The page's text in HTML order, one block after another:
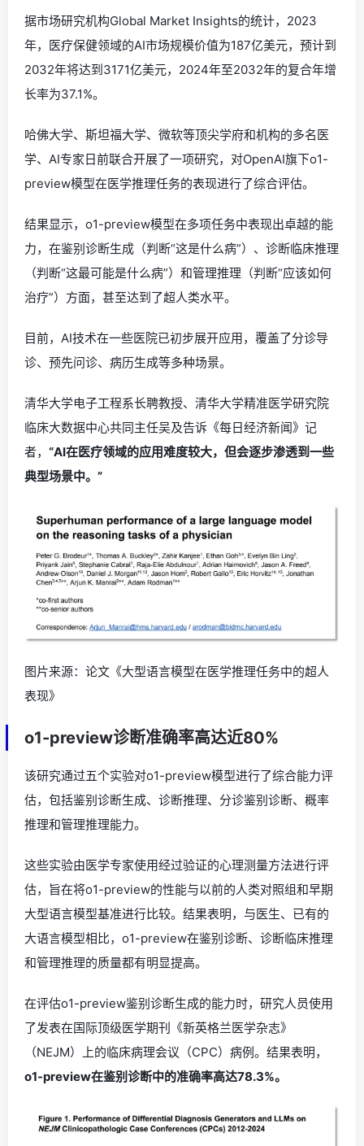
据市场研究机构Global Market Insights的统计，2023
年，医疗保健领域的AI市场规模价值为187亿美元，预计到
2032年将达到3171亿美元，2024年至2032年的复合年增
长率为37.1%。
哈佛大学、斯坦福大学、微软等顶尖学府和机构的多名医
学、AI专家日前联合开展了一项研究，对OpenAI旗下o1-
preview模型在医学推理任务的表现进行了综合评估。
结果显示，o1-preview模型在多项任务中表现出卓越的能
力，在鉴别诊断生成（判断“这是什么病”）、诊断临床推理
（判断“这最可能是什么病”）和管理推理（判断“应该如何
治疗”）方面，甚至达到了超人类水平。
目前，AI技术在一些医院已初步展开应用，覆盖了分诊导
诊、预先问诊、病历生成等多种场景。
清华大学电子工程系长聘教授、清华大学精准医学研究院
临床大数据中心共同主任吴及告诉《每日经济新闻》记
者， “AI在医疗领域的应用难度较大，但会逐步渗透到一些
典型场景中。”
图片来源：论文《大型语言模型在医学推理任务中的超人
表现》
o1-preview诊断准确率高达近80%
该研究通过五个实验对o1-preview模型进行了综合能力评
估，包括鉴别诊断生成、诊断推理、分诊鉴别诊断、概率
推理和管理推理能力。
这些实验由医学专家使用经过验证的心理测量方法进行评
估，旨在将o1-preview的性能与以前的人类对照组和早期
大型语言模型基准进行比较。结果表明，与医生、已有的
大语言模型相比，o1-preview在鉴别诊断、诊断临床推理
和管理推理的质量都有明显提高。
在评估o1-preview鉴别诊断生成的能力时，研究人员使用
了发表在国际顶级医学期刊《新英格兰医学杂志》
（NEJM）上的临床病理会议（CPC）病例。结果表明，
o1-preview在鉴别诊断中的准确率高达78.3%。